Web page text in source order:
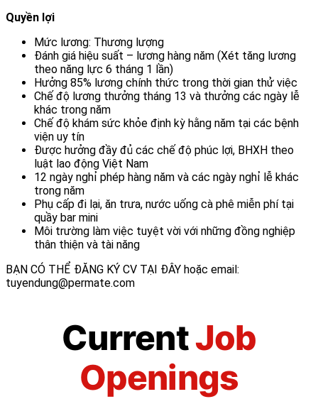
Quyền lợi
Mức lương: Thương lượng
Đánh giá hiệu suất – lương hàng năm (Xét tăng lương
theo năng lực 6 tháng 1 lần)
Hưởng 85% lương chính thức trong thời gian thử việc
Chế độ lương thưởng tháng 13 và thưởng các ngày lễ
khác trong năm
Chế độ khám sức khỏe định kỳ hằng năm tại các bệnh
viện uy tín
Được hưởng đầy đủ các chế độ phúc lợi, BHXH theo
luật lao động Việt Nam
12 ngày nghỉ phép hàng năm và các ngày nghỉ lễ khác
trong năm
Phụ cấp đi lại, ăn trưa, nước uống cà phê miễn phí tại
quầy bar mini
Môi trường làm việc tuyệt vời với những đồng nghiệp
thân thiện và tài năng
BẠN CÓ THỂ ĐĂNG KÝ CV TẠI ĐÂY hoặc email:
tuyendung@permate.com
CurrentJob
Openings